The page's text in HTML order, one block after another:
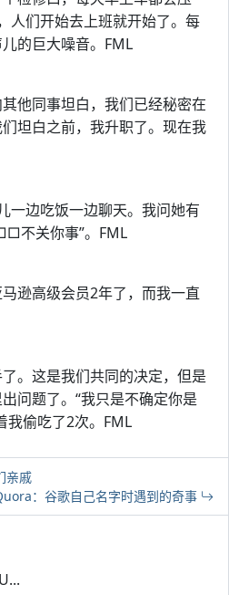
人们开始去上班就开始了。每
的巨大噪音。FML
他同事坦白，我们已经秘密在
坦白之前，我升职了。现在我
一边吃饭一边聊天。我问她有
不关你事”。FML
逊高级会员2年了，而我一直
。这是我们共同的决定，但是
问题了。“我只是不确定你是
我偷吃了2次。FML
亲戚
：谷歌自己名字时遇到的奇事